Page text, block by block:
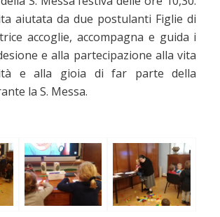
aiutata da due postulanti Figlie di
accoglie, accompagna e guida i
e alla partecipazione alla vita
e alla gioia di far parte della
la S. Messa.